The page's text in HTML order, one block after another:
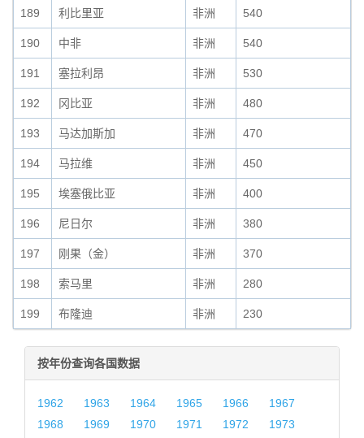
189 利比里亚 非洲 540
190 中非 非洲 540
191 塞拉利昂 非洲 530
192 冈比亚 非洲 480
193 马达加斯加 非洲 470
194 马拉维 非洲 450
195 埃塞俄比亚 非洲 400
196 尼日尔 非洲 380
197 刚果（金） 非洲 370
198 索马里 非洲 280
199 布隆迪 非洲 230
按年份查询各国数据
1962 1963 1964 1965 1966
1967
1968
1969 1970 1971 1972
1973